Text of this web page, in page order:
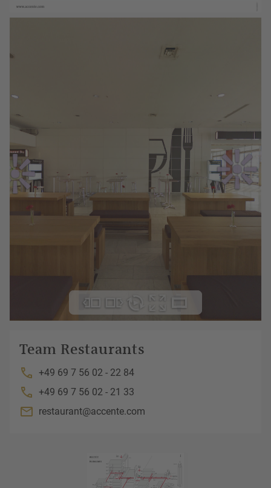
Team Restaurants
+49 69 7 56 02 - 22 84
+49 69 7 56 02 - 21 33
restaurant@accente.com